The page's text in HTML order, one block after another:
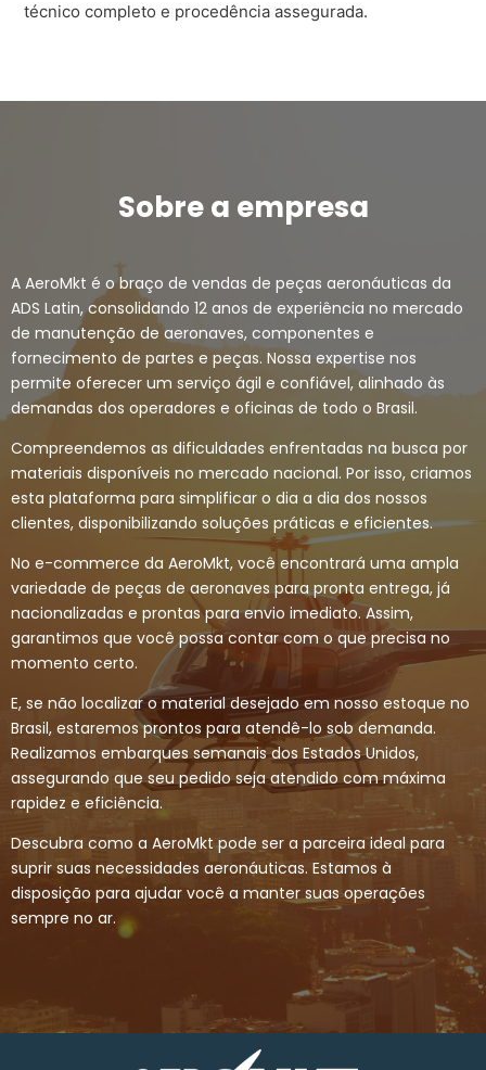
técnico completo e procedência assegurada.
Sobre a empresa
A AeroMkt é o braço de vendas de peças aeronáuticas da
ADS Latin, consolidando 12 anos de experiência no mercado
de manutenção de aeronaves, componentes e
fornecimento de partes e peças. Nossa expertise nos
permite oferecer um serviço ágil e confiável, alinhado às
demandas dos operadores e oficinas de todo o Brasil.
Compreendemos as dificuldades enfrentadas na busca por
materiais disponíveis no mercado nacional. Por isso, criamos
esta plataforma para simplificar o dia a dia dos nossos
clientes, disponibilizando soluções práticas e eficientes.
No e-commerce da AeroMkt, você encontrará uma ampla
variedade de peças de aeronaves para pronta entrega, já
nacionalizadas e prontas para envio imediato. Assim,
garantimos que você possa contar com o que precisa no
momento certo.
E, se não localizar o material desejado em nosso estoque no
Brasil, estaremos prontos para atendê-lo sob demanda.
Realizamos embarques semanais dos Estados Unidos,
assegurando que seu pedido seja atendido com máxima
rapidez e eficiência.
Descubra como a AeroMkt pode ser a parceira ideal para
suprir suas necessidades aeronáuticas. Estamos à
disposição para ajudar você a manter suas operações
sempre no ar.